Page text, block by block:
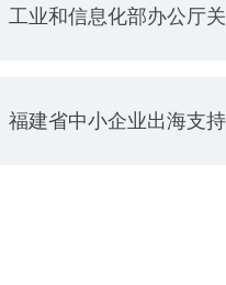
工业和信息化部办公厅
福建省中小企业出海支